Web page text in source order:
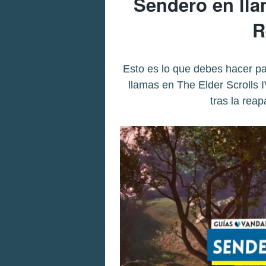
Esto es lo que debes hacer
llamas en The Elder Scrolls
tras la